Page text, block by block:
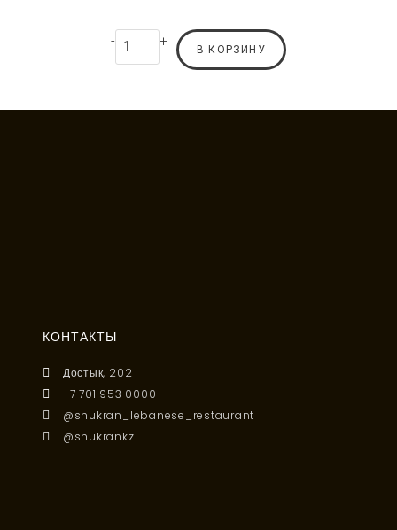
- + В КОРЗИНУ
КОНТАКТЫ
Достык, 202
+7 701 953 0000
@shukran_lebanese_restaurant
@shukrankz